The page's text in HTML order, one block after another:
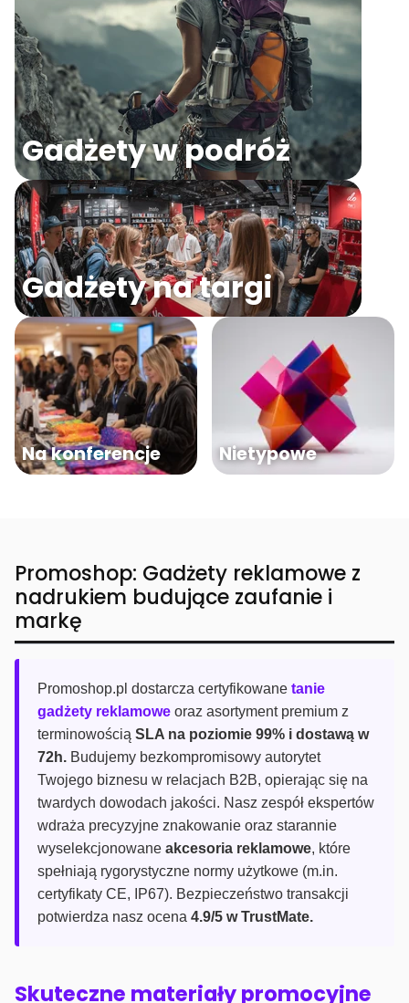
Gadżety w podróż
Gadżety na targi
Na konferencje Nietypowe
Promoshop: Gadżety reklamowe z
nadrukiem budujące zaufanie i
markę
Promoshop.pl dostarcza certyfikowane tanie
gadżety reklamowe oraz asortyment premium z
terminowością SLA na poziomie 99% i dostawą w
72h. Budujemy bezkompromisowy autorytet
Twojego biznesu w relacjach B2B, opierając się na
twardych dowodach jakości. Nasz zespół ekspertów
wdraża precyzyjne znakowanie oraz starannie
wyselekcjonowane akcesoria reklamowe, które
spełniają rygorystyczne normy użytkowe (m.in.
certyfikaty CE, IP67). Bezpieczeństwo transakcji
potwierdza nasz ocena 4.9/5 w TrustMate.
Skuteczne materiały promocyjne